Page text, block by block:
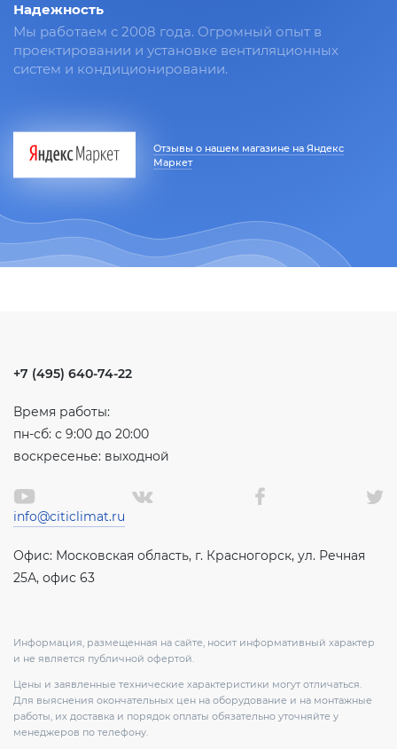
Надежность
Мы работаем с 2008 года. Огромный опыт в
проектировании и установке вентиляционных
систем и кондиционировании.
Отзывы о нашем магазине на Яндекс
Маркет
+7 (495) 640-74-22
Время работы:
пн-сб: с 9:00 до 20:00
воскресенье: выходной
info@citiclimat.ru
Офис: Московская область, г. Красногорск, ул. Речная
25А, офис 63
Информация, размещенная на сайте, носит информативный характер
и не является публичной офертой.
Цены и заявленные технические характеристики могут отличаться.
Для выяснения окончательных цен на оборудование и на монтажные
работы, их доставка и порядок оплаты обязательно уточняйте у
менеджеров по телефону.